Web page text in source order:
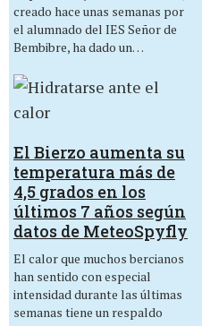
creado hace unas semanas por
el alumnado del IES Señor de
Bembibre, ha dado un…
El Bierzo aumenta su
temperatura más de
4,5 grados en los
últimos 7 años según
datos de MeteoSpyfly
El calor que muchos bercianos
han sentido con especial
intensidad durante las últimas
semanas tiene un respaldo